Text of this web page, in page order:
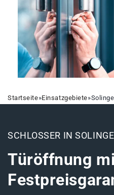
Startseite»Einsatzgebiete»
SCHLOSSER IN
Türöffnung